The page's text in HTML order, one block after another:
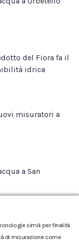
del Fiora fa il
idrica
misuratori a
a San
simili per finalità
di misurazione come